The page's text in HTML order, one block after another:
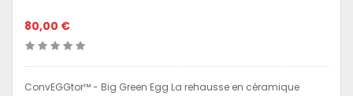
80,00 €
ConvEGGtor™ - Big Green Egg La rehausse en céramique